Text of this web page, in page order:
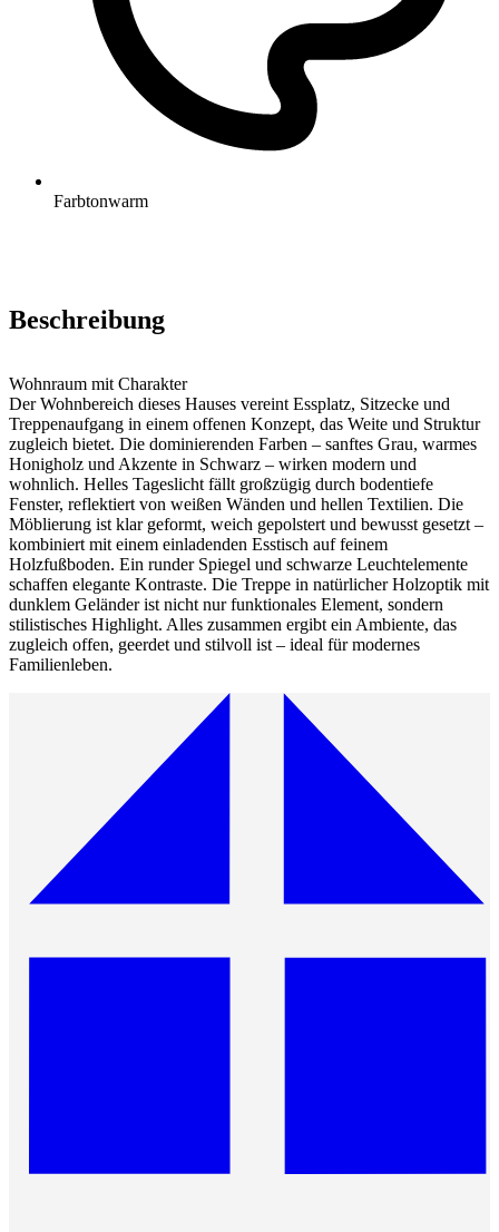
Farbtonwarm
Beschreibung
Wohnraum mit Charakter
Der Wohnbereich dieses Hauses vereint Essplatz, Sitzecke und
Treppenaufgang in einem offenen Konzept, das Weite und Struktur
zugleich bietet. Die dominierenden Farben – sanftes Grau, warmes
Honigholz und Akzente in Schwarz – wirken modern und
wohnlich. Helles Tageslicht fällt großzügig durch bodentiefe
Fenster, reflektiert von weißen Wänden und hellen Textilien. Die
Möblierung ist klar geformt, weich gepolstert und bewusst gesetzt –
kombiniert mit einem einladenden Esstisch auf feinem
Holzfußboden. Ein runder Spiegel und schwarze Leuchtelemente
schaffen elegante Kontraste. Die Treppe in natürlicher Holzoptik mit
dunklem Geländer ist nicht nur funktionales Element, sondern
stilistisches Highlight. Alles zusammen ergibt ein Ambiente, das
zugleich offen, geerdet und stilvoll ist – ideal für modernes
Familienleben.